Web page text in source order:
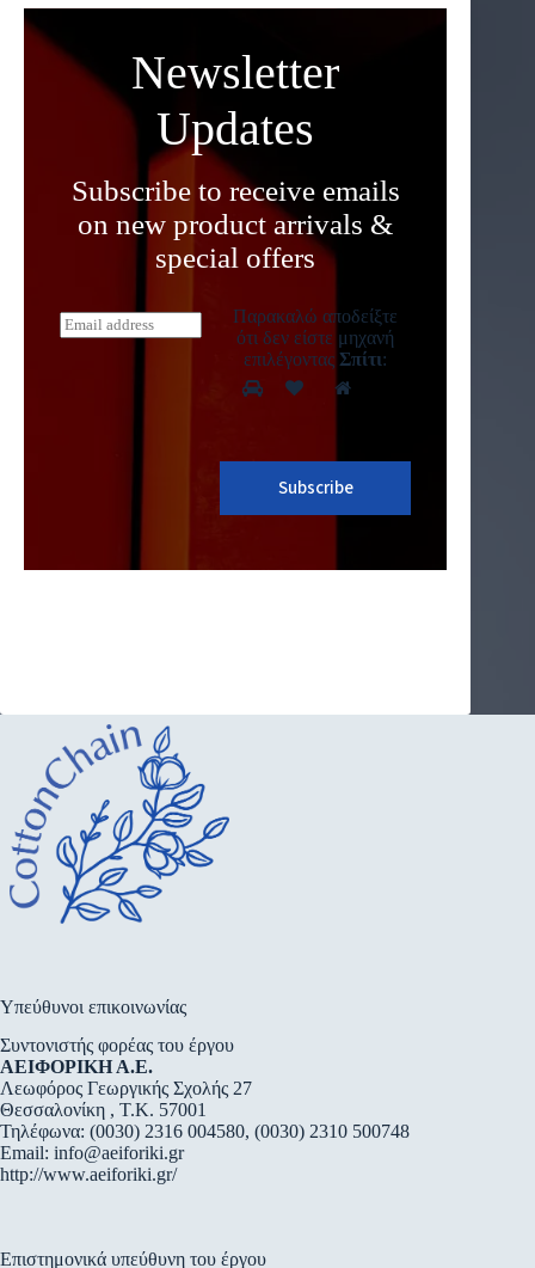
Newsletter
Updates
Subscribe to receive emails
on new product arrivals &
special offers
E
m
Παρακαλώ αποδείξτε
ότι δεν είστε μηχανή
επιλέγοντας Σπίτι:
Subscribe
Υπεύθυνοι επικοινωνίας
Συντονιστής φορέας του έργου
ΑΕΙΦΟΡΙΚΗ Α.Ε.
Λεωφόρος Γεωργικής Σχολής 27
Θεσσαλονίκη , Τ.Κ. 57001
Τηλέφωνα: (0030) 2316 004580, (0030) 2310 500748
Email: info@aeiforiki.gr
http://www.aeiforiki.gr/
Επιστημονικά υπεύθυνη του έργου